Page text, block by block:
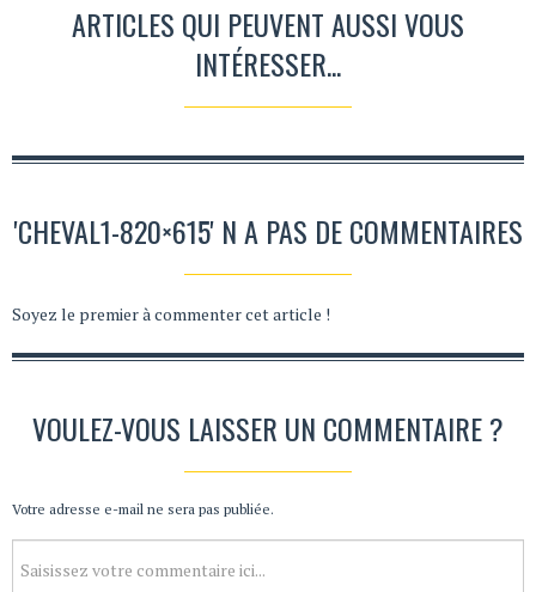
ARTICLES QUI PEUVENT AUSSI VOUS
INTÉRESSER...
'CHEVAL1-820×615' N A PAS DE COMMENTAIRES
Soyez le premier à commenter cet article !
VOULEZ-VOUS LAISSER UN COMMENTAIRE ?
Votre adresse e-mail ne sera pas publiée.